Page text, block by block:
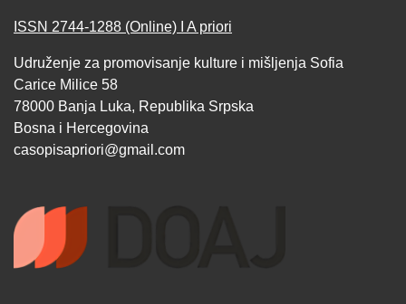
ISSN 2744-1288 (Online) I A priori
Udruženje za promovisanje kulture i mišljenja Sofia
Carice Milice 58
78000 Banja Luka, Republika Srpska
Bosna i Hercegovina
casopisapriori@gmail.com